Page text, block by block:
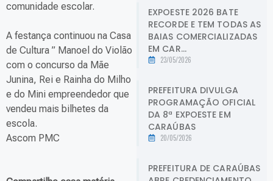
comunidade escolar.
A festança continuou na Casa
de Cultura ” Manoel do Violão
com o concurso da Mãe
Junina, Rei e Rainha do Milho
e do Mini empreendedor que
vendeu mais bilhetes da
escola.
Ascom PMC
EXPOESTE 2026 BATE
RECORDE E TEM TODAS AS
BAIAS COMERCIALIZADAS
EM CAR...
23/05/2026
PREFEITURA DIVULGA
PROGRAMAÇÃO OFICIAL
DA 8ª EXPOESTE EM
CARAÚBAS
20/05/2026
PREFEITURA DE CARAÚBAS